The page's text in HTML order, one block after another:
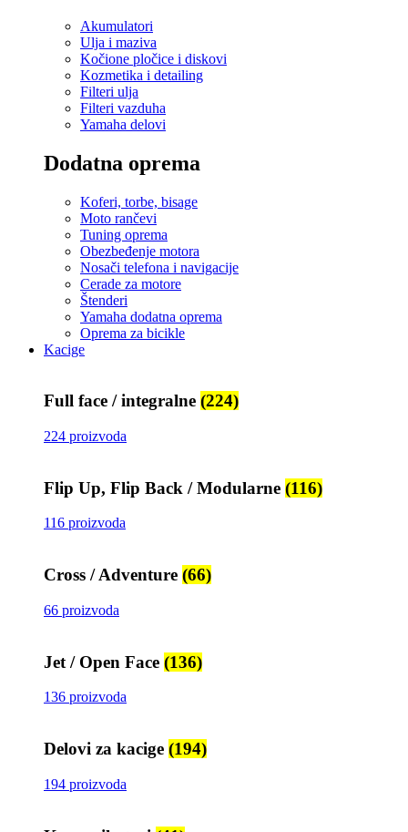
Akumulatori
Ulja i maziva
Kočione pločice i diskovi
Kozmetika i detailing
Filteri ulja
Filteri vazduha
Yamaha delovi
Dodatna oprema
Koferi, torbe, bisage
Moto rančevi
Tuning oprema
Obezbeđenje motora
Nosači telefona i navigacije
Cerade za motore
Štenderi
Yamaha dodatna oprema
Oprema za bicikle
Kacige
Full face / integralne (224)
224 proizvoda
Flip Up, Flip Back / Modularne (116)
116 proizvoda
Cross / Adventure (66)
66 proizvoda
Jet / Open Face (136)
136 proizvoda
Delovi za kacige (194)
194 proizvoda